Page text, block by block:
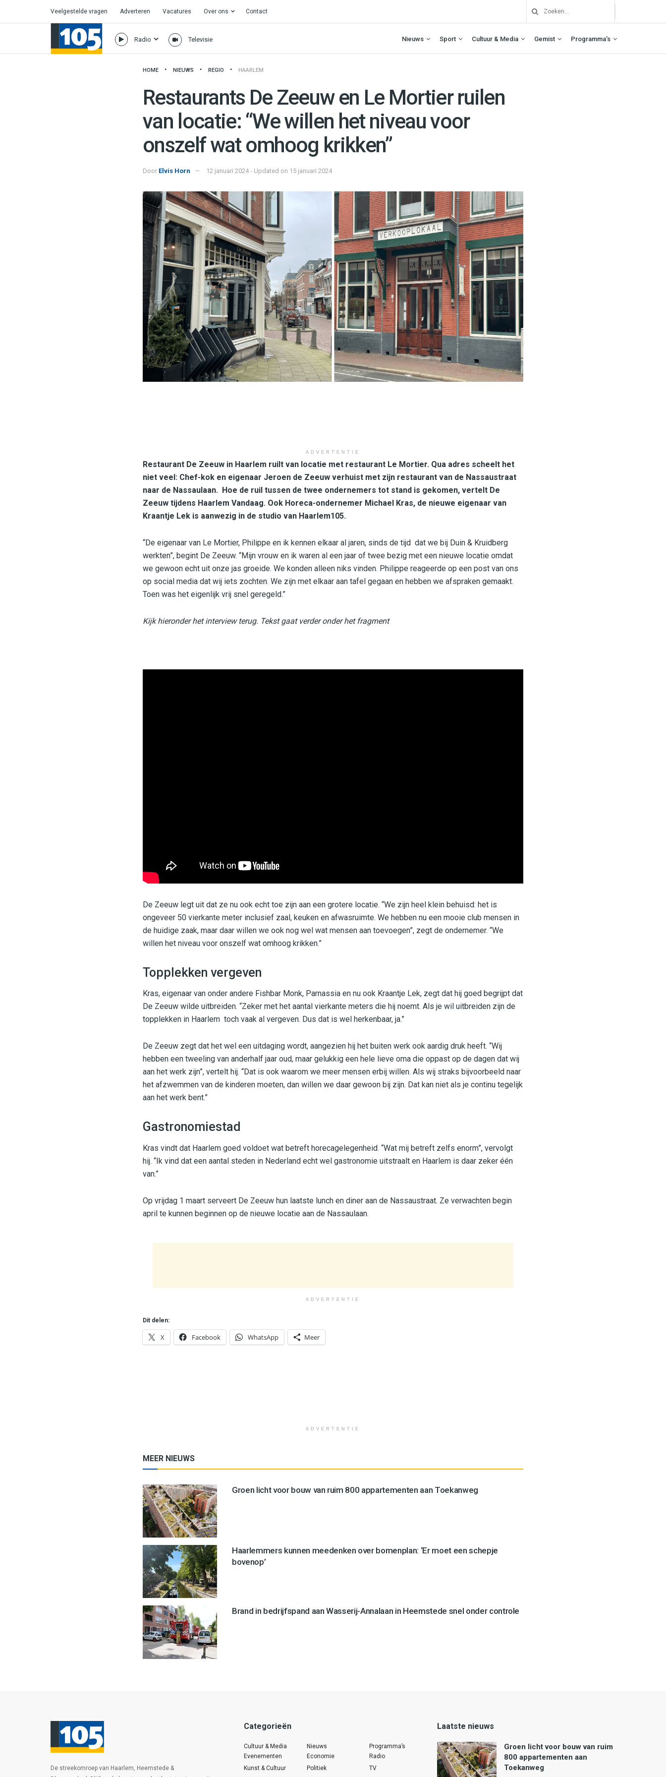
Veelgestelde vragen Adverteren Vacatures Over ons Contact
Radio Televisie Nieuws Sport Cultuur & Media Gemist Programma’s
HOME NIEUWS REGIO HAARLEM
Restaurants De Zeeuw en Le Mortier ruilen
van locatie: “We willen het niveau voor
onszelf wat omhoog krikken”
Door Elvis Horn 12 januari 2024 - Updated on 15 januari 2024
ADVERTENTIE
Restaurant De Zeeuw in Haarlem ruilt van locatie met restaurant Le Mortier. Qua adres scheelt het
niet veel: Chef-kok en eigenaar Jeroen de Zeeuw verhuist met zijn restaurant van de Nassaustraat
naar de Nassaulaan. Hoe de ruil tussen de twee ondernemers tot stand is gekomen, vertelt De
Zeeuw tijdens Haarlem Vandaag. Ook Horeca-ondernemer Michael Kras, de nieuwe eigenaar van
Kraantje Lek is aanwezig in de studio van Haarlem105.
“De eigenaar van Le Mortier, Philippe en ik kennen elkaar al jaren, sinds de tijd dat we bij Duin & Kruidberg
werkten”, begint De Zeeuw. “Mijn vrouw en ik waren al een jaar of twee bezig met een nieuwe locatie omdat
we gewoon echt uit onze jas groeide. We konden alleen niks vinden. Philippe reageerde op een post van ons
op social media dat wij iets zochten. We zijn met elkaar aan tafel gegaan en hebben we afspraken gemaakt.
Toen was het eigenlijk vrij snel geregeld.”
Kijk hieronder het interview terug. Tekst gaat verder onder het fragment
De Zeeuw legt uit dat ze nu ook echt toe zijn aan een grotere locatie. “We zijn heel klein behuisd: het is
ongeveer 50 vierkante meter inclusief zaal, keuken en afwasruimte. We hebben nu een mooie club mensen in
de huidige zaak, maar daar willen we ook nog wel wat mensen aan toevoegen”, zegt de ondernemer. “We
willen het niveau voor onszelf wat omhoog krikken.”
Topplekken vergeven
Kras, eigenaar van onder andere Fishbar Monk, Parnassia en nu ook Kraantje Lek, zegt dat hij goed begrijpt dat
De Zeeuw wilde uitbreiden. “Zeker met het aantal vierkante meters die hij noemt. Als je wil uitbreiden zijn de
topplekken in Haarlem toch vaak al vergeven. Dus dat is wel herkenbaar, ja.”
De Zeeuw zegt dat het wel een uitdaging wordt, aangezien hij het buiten werk ook aardig druk heeft. “Wij
hebben een tweeling van anderhalf jaar oud, maar gelukkig een hele lieve oma die oppast op de dagen dat wij
aan het werk zijn”, vertelt hij. “Dat is ook waarom we meer mensen erbij willen. Als wij straks bijvoorbeeld naar
het afzwemmen van de kinderen moeten, dan willen we daar gewoon bij zijn. Dat kan niet als je continu tegelijk
aan het werk bent.”
Gastronomiestad
Kras vindt dat Haarlem goed voldoet wat betreft horecagelegenheid. “Wat mij betreft zelfs enorm”, vervolgt
hij. “Ik vind dat een aantal steden in Nederland echt wel gastronomie uitstraalt en Haarlem is daar zeker één
van.”
Op vrijdag 1 maart serveert De Zeeuw hun laatste lunch en diner aan de Nassaustraat. Ze verwachten begin
april te kunnen beginnen op de nieuwe locatie aan de Nassaulaan.
ADVERTENTIE
Dit delen:
X Facebook WhatsApp Meer
ADVERTENTIE
MEER NIEUWS
Groen licht voor bouw van ruim 800 appartementen aan Toekanweg
Haarlemmers kunnen meedenken over bomenplan: ‘Er moet een schepje
bovenop’
Brand in bedrijfspand aan Wasserij-Annalaan in Heemstede snel onder controle
De streekomroep van Haarlem, Heemstede &
Categorieën
Cultuur & Media
Evenementen
Kunst & Cultuur
Nieuws
Economie
Politiek
Programma’s
Radio
TV
Laatste nieuws
Groen licht voor bouw van ruim
800 appartementen aan
Toekanweg